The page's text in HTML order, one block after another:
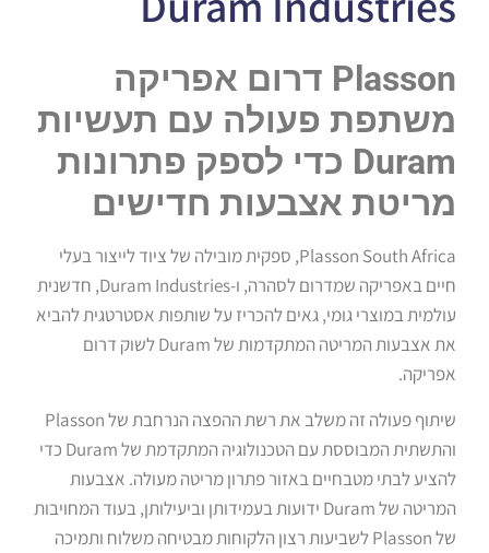
Plasson דרום אפריקה
משתפת פעולה עם תעשיות
Duram כדי לספק פתרונות
מריטת אצבעות חדישים
Plasson South Africa, ספקית מובילה של ציוד לייצור בעלי
חיים באפריקה שמדרום לסהרה, ו-Duram Industries, חדשנית
עולמית במוצרי גומי, גאים להכריז על שותפות אסטרטגית להביא
את אצבעות המריטה המתקדמות של Duram לשוק דרום
אפריקה.
שיתוף פעולה זה משלב את רשת ההפצה הנרחבת של Plasson
והתשתית המבוססת עם הטכנולוגיה המתקדמת של Duram כדי
להציע לבתי מטבחיים באזור פתרון מריטה מעולה. אצבעות
המריטה של Duram ידועות בעמידותן וביעילותן, בעוד המחויבות
של Plasson לשביעות רצון הלקוחות מבטיחה משלוח ותמיכה